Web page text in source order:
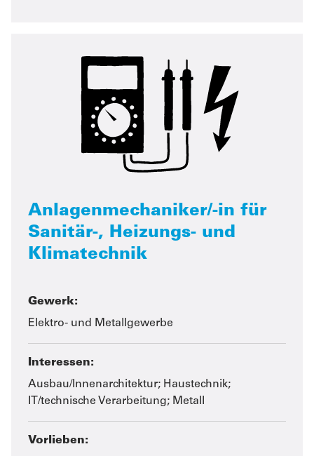
Anlagenmechaniker/-in für
Sanitär-, Heizungs- und
Klimatechnik
Gewerk:
Elektro- und Metallgewerbe
Interessen:
Ausbau/Innenarchitektur; Haustechnik;
IT/technische Verarbeitung; Metall
Vorlieben: